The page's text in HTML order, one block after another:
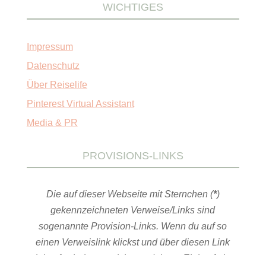
WICHTIGES
Impressum
Datenschutz
Über Reiselife
Pinterest Virtual Assistant
Media & PR
PROVISIONS-LINKS
Die auf dieser Webseite mit Sternchen (*)
gekennzeichneten Verweise/Links sind
sogenannte Provision-Links. Wenn du auf so
einen Verweislink klickst und über diesen Link